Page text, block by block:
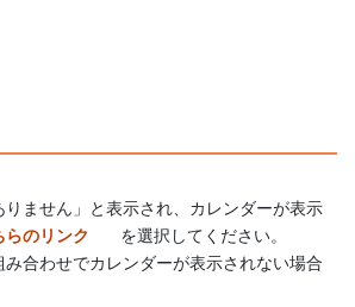
りません」と表示され、カレンダーが表示
らのリンク
を選択してください。
み合わせでカレンダーが表示されない場合